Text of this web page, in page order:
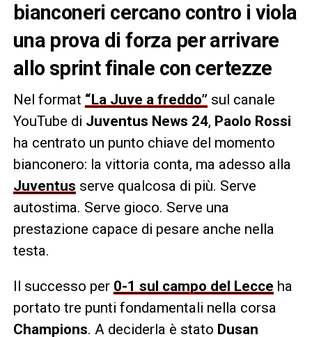
bianconeri cercano contro i viola
una prova di forza per arrivare
allo sprint finale con certezze
Nel format “La Juve a freddo” sul canale
YouTube di Juventus News 24, Paolo Rossi
ha centrato un punto chiave del momento
bianconero: la vittoria conta, ma adesso alla
Juventus serve qualcosa di più. Serve
autostima. Serve gioco. Serve una
prestazione capace di pesare anche nella
testa.
Il successo per 0-1 sul campo del Lecce ha
portato tre punti fondamentali nella corsa
Champions. A deciderla è stato Dusan